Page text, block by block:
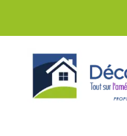
Skip to main content